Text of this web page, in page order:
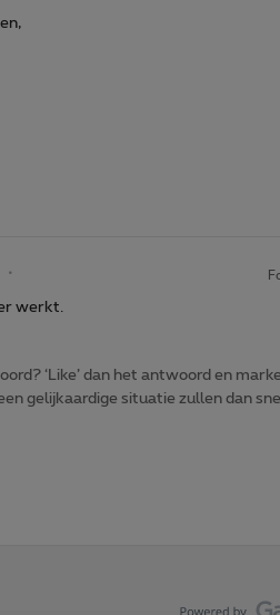
werkt.
‘Like’ dan het antwoord en
gelijkaardige situatie zullen dan